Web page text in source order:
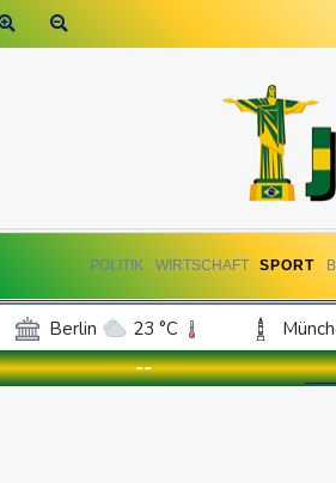
POLITIK WIRTSCHAFT SPORT
Berlin 23 °C
Frankfurt am Main
24 °C
--